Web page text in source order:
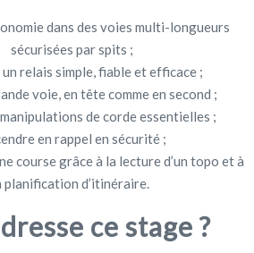
dans des voies multi-longueurs
sécurisées par spits ;
relais simple, fiable et efficace ;
voie, en tête comme en second ;
de corde essentielles ;
en rappel en sécurité ;
course grâce à la lecture d’un topo et à
planification d’itinéraire.
ce stage ?